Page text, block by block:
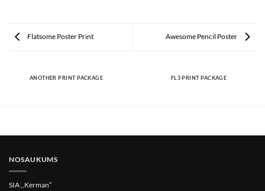
Flatsome Poster Print Awesome Pencil Poster
ANOTHER PRINT PACKAGE FL3 PRINT PACKAGE
NOSAUKUMS
SIA ,,Kerman”